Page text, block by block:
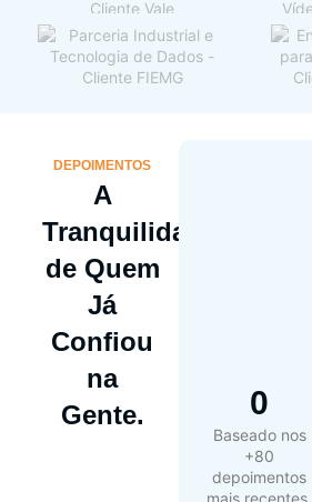
DEPOIMENTOS
A
Tranquilidade
de Quem
Já
Confiou
na
Gente.
0
Baseado nos
+80
depoimentos
mais recentes.